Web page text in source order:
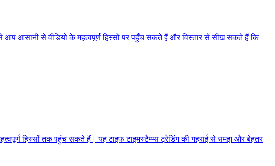
आप आसानी से वीडियो के महत्वपूर्ण हिस्सों पर पहुँच सकते हैं और विस्तार से सीख सकते हैं कि
हिस्सों तक पहुंच सकते हैं। यह टाइफ टाइमस्टैम्प्स ट्रेडिंग की गहराई से समझ और बेहतर